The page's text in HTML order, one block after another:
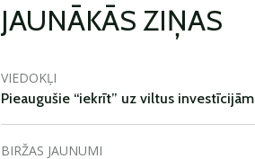
JAUNĀKĀS ZIŅAS
VIEDOKĻI
Pieaugušie “iekrīt” uz viltus investīcijām
BIRŽAS JAUNUMI